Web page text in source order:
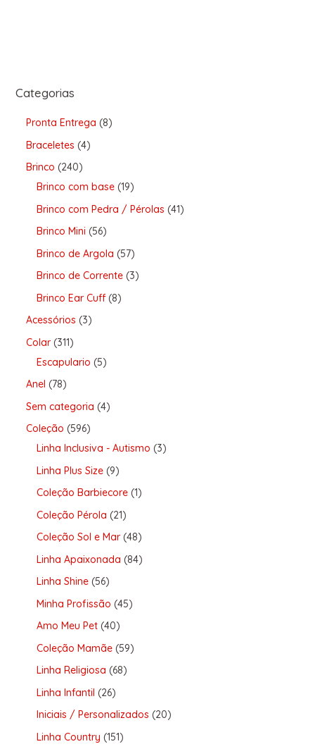
Categorias
Pronta Entrega 8
Braceletes 4
Brinco 240
Brinco com base 19
Brinco com Pedra / Pérolas 41
Brinco Mini 56
Brinco de Argola 57
Brinco de Corrente 3
Brinco Ear Cuff 8
Acessórios 3
Colar 311
Escapulario 5
Anel 78
Sem categoria 4
Coleção 596
Linha Inclusiva - Autismo 3
Linha Plus Size 9
Coleção Barbiecore 1
Coleção Pérola 21
Coleção Sol e Mar 48
Linha Apaixonada 84
Linha Shine 56
Minha Profissão 45
Amo Meu Pet 40
Coleção Mamãe 59
Linha Religiosa 68
Linha Infantil 26
Iniciais / Personalizados 20
Linha Country 151